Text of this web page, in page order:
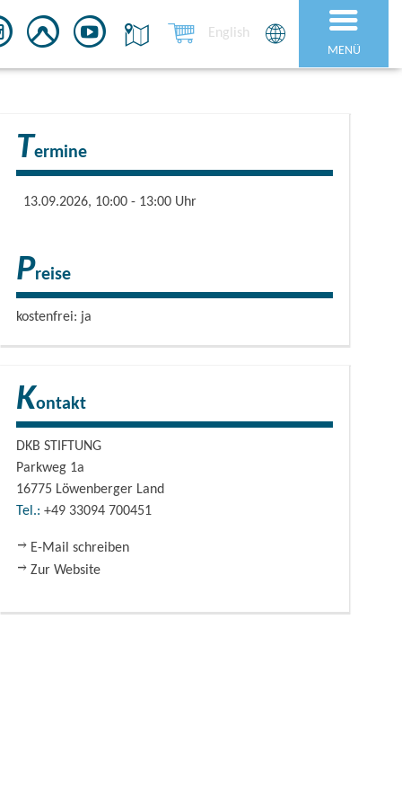
MENÜ
English
Termine
13.09.2026, 10:00 - 13:00 Uhr
Preise
kostenfrei: ja
Kontakt
DKB STIFTUNG
Parkweg 1a
16775 Löwenberger Land
Tel.:+49 33094 700451
E-Mail schreiben
Zur Website